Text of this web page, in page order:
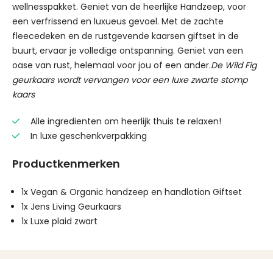
wellnesspakket. Geniet van de heerlijke Handzeep, voor
een verfrissend en luxueus gevoel. Met de zachte
fleecedeken en de rustgevende kaarsen giftset in de
buurt, ervaar je volledige ontspanning. Geniet van een
oase van rust, helemaal voor jou of een ander.De Wild Fig
geurkaars wordt vervangen voor een luxe zwarte stomp
kaars
Alle ingredienten om heerlijk thuis te relaxen!
In luxe geschenkverpakking
Productkenmerken
1x Vegan & Organic handzeep en handlotion Giftset
1x Jens Living Geurkaars
1x Luxe plaid zwart